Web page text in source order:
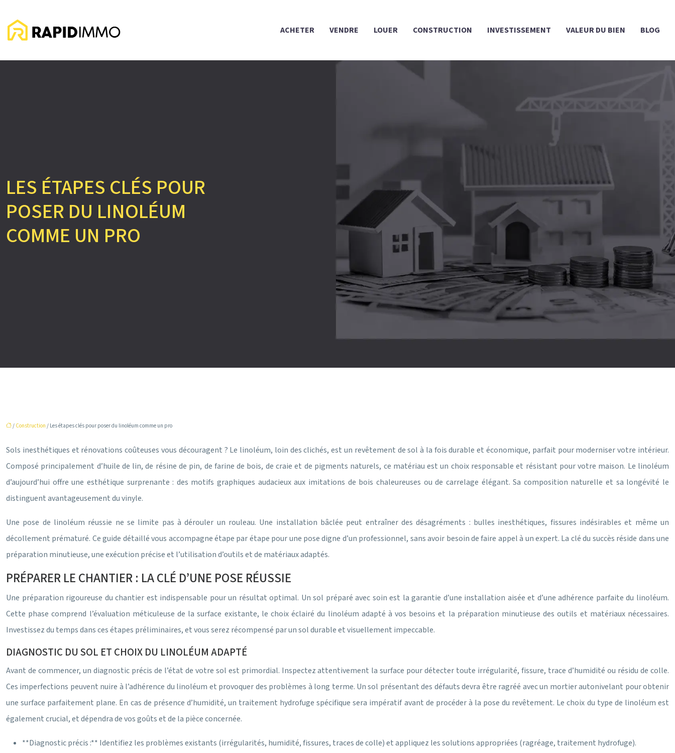
ACHETER VENDRE LOUER CONSTRUCTION INVESTISSEMENT VALEUR DU BIEN BLOG
LES ÉTAPES CLÉS POUR
POSER DU LINOLÉUM
COMME UN PRO
/ Construction / Les étapes clés pour poser du linoléum comme un pro
Sols inesthétiques et rénovations coûteuses vous découragent ? Le linoléum, loin des clichés, est un revêtement de sol à la fois durable et économique, parfait pour moderniser votre intérieur.
Composé principalement d’huile de lin, de résine de pin, de farine de bois, de craie et de pigments naturels, ce matériau est un choix responsable et résistant pour votre maison. Le linoléum
d’aujourd’hui offre une esthétique surprenante : des motifs graphiques audacieux aux imitations de bois chaleureuses ou de carrelage élégant. Sa composition naturelle et sa longévité le
distinguent avantageusement du vinyle.
Une pose de linoléum réussie ne se limite pas à dérouler un rouleau. Une installation bâclée peut entraîner des désagréments : bulles inesthétiques, fissures indésirables et même un
décollement prématuré. Ce guide détaillé vous accompagne étape par étape pour une pose digne d’un professionnel, sans avoir besoin de faire appel à un expert. La clé du succès réside dans une
préparation minutieuse, une exécution précise et l’utilisation d’outils et de matériaux adaptés.
PRÉPARER LE CHANTIER : LA CLÉ D’UNE POSE RÉUSSIE
Une préparation rigoureuse du chantier est indispensable pour un résultat optimal. Un sol préparé avec soin est la garantie d’une installation aisée et d’une adhérence parfaite du linoléum.
Cette phase comprend l’évaluation méticuleuse de la surface existante, le choix éclairé du linoléum adapté à vos besoins et la préparation minutieuse des outils et matériaux nécessaires.
Investissez du temps dans ces étapes préliminaires, et vous serez récompensé par un sol durable et visuellement impeccable.
DIAGNOSTIC DU SOL ET CHOIX DU LINOLÉUM ADAPTÉ
Avant de commencer, un diagnostic précis de l’état de votre sol est primordial. Inspectez attentivement la surface pour détecter toute irrégularité, fissure, trace d’humidité ou résidu de colle.
Ces imperfections peuvent nuire à l’adhérence du linoléum et provoquer des problèmes à long terme. Un sol présentant des défauts devra être ragréé avec un mortier autonivelant pour obtenir
une surface parfaitement plane. En cas de présence d’humidité, un traitement hydrofuge spécifique sera impératif avant de procéder à la pose du revêtement. Le choix du type de linoléum est
également crucial, et dépendra de vos goûts et de la pièce concernée.
**Diagnostic précis :** Identifiez les problèmes existants (irrégularités, humidité, fissures, traces de colle) et appliquez les solutions appropriées (ragréage, traitement hydrofuge).